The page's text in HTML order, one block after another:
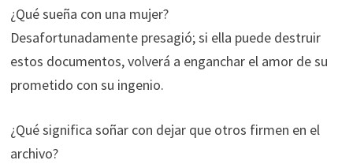
¿Qué sueña con una mujer?
Desafortunadamente presagió; si ella puede destruir
estos documentos, volverá a enganchar el amor de su
prometido con su ingenio.
¿Qué significa soñar con dejar que otros firmen en el
archivo?